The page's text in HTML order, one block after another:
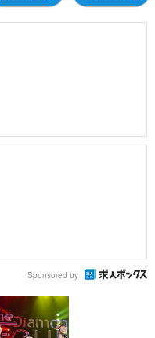
Sponsored by